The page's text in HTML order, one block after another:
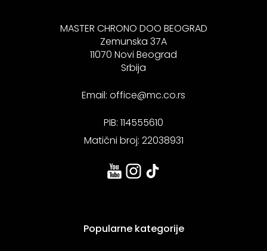
MASTER CHRONO DOO BEOGRAD
Zemunska 37A
11070 Novi Beograd
Srbija
Email: office@mc.co.rs
PIB: 114555610
Matični broj: 22038931
Popularne kategorije